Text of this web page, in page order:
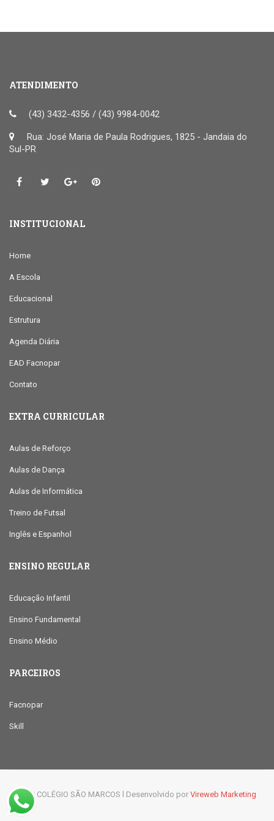
ATENDIMENTO
(43) 3432-4356 / (43) 9984-0042
Rua: José Maria de Paula Rodrigues, 1825 - Jandaia do
Sul-PR
INSTITUCIONAL
Home
A Escola
Educacional
Estrutura
Agenda Diária
EAD Facnopar
Contato
EXTRA CURRICULAR
Aulas de Reforço
Aulas de Dança
Aulas de Informática
Treino de Futsal
Inglês e Espanhol
ENSINO REGULAR
Educação Infantil
Ensino Fundamental
Ensino Médio
PARCEIROS
Facnopar
Skill
© 2019 COLÉGIO SÃO MARCOS l Desenvolvido por Vireweb Marketing